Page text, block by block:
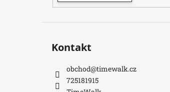
Kontakt
obchod@timewalk.cz
725181915